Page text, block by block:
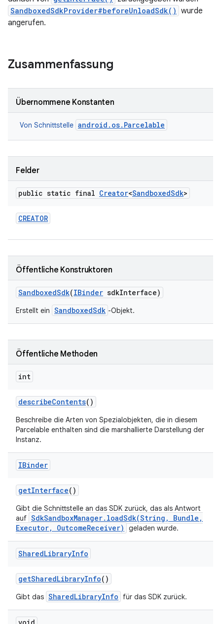
SandboxedSdkProvider#beforeUnloadSdk() wurde
angerufen.
Zusammenfassung
Übernommene Konstanten
Von Schnittstelle android.os.Parcelable
Felder
public static final Creator<SandboxedSdk>
CREATOR
Öffentliche Konstruktoren
SandboxedSdk(IBinder sdkInterface)
Erstellt ein SandboxedSdk -Objekt.
Öffentliche Methoden
int
describeContents()
Beschreibe die Arten von Spezialobjekten, die in diesem
Parcelable enthalten sind die marshallierte Darstellung der
Instanz.
IBinder
getInterface()
Gibt die Schnittstelle an das SDK zurück, das als Antwort
auf SdkSandboxManager.loadSdk(String, Bundle,
Executor, OutcomeReceiver)
geladen wurde.
SharedLibraryInfo
getSharedLibraryInfo()
Gibt das SharedLibraryInfo für das SDK zurück.